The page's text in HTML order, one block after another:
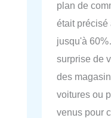
plan de
était précisé
jusqu'à
surprise de
des
voitures ou
venus pour